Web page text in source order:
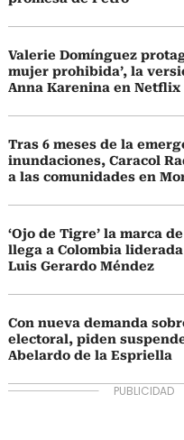
Valerie Domínguez
mujer prohibida’, la
Anna Karenina en Netflix
Tras 6 meses de la
inundaciones, Caracol
a las comunidades en
‘Ojo de Tigre’ la marca
llega a Colombia
Luis Gerardo Méndez
Con nueva demanda
electoral, piden
Abelardo de la Espriella